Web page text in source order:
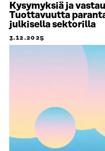
Kysymyksiä ja
Tuottavuutta
julkisella sektorilla
3.12.2025